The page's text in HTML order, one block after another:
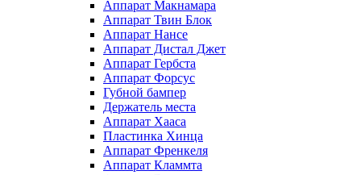
Аппарат Макнамара
Аппарат Твин Блок
Аппарат Нансе
Аппарат Дистал Джет
Аппарат Гербста
Аппарат Форсус
Губной бампер
Держатель места
Аппарат Хааса
Пластинка Хинца
Аппарат Френкеля
Аппарат Кламмта